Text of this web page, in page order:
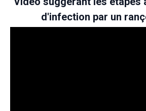
d'infection par un